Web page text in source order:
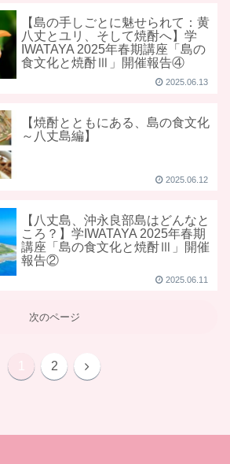
【島の手しごとに魅せられて：黄
八丈とユリ、そして焼酎へ】学
IWATAYA 2025年春期講座「島の
食文化と焼酎Ⅲ」開催報告④
2025.06.13
【焼酎とともにある、島の食文化
～八丈島編】
2025.06.12
【八丈島、沖永良部島はどんなと
ころ？】学IWATAYA 2025年春期
講座「島の食文化と焼酎Ⅲ」開催
報告②
2025.06.11
次のページ
2